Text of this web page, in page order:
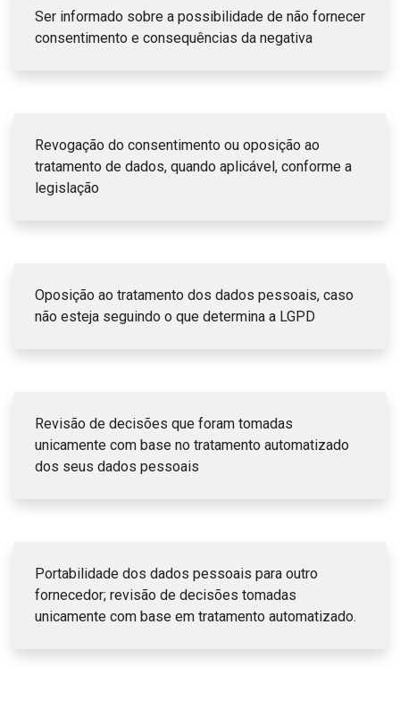
Ser informado sobre a possibilidade de não fornecer
consentimento e consequências da negativa
Revogação do consentimento ou oposição ao
tratamento de dados, quando aplicável, conforme a
legislação
Oposição ao tratamento dos dados pessoais, caso
não esteja seguindo o que determina a LGPD
Revisão de decisões que foram tomadas
unicamente com base no tratamento automatizado
dos seus dados pessoais
Portabilidade dos dados pessoais para outro
fornecedor; revisão de decisões tomadas
unicamente com base em tratamento automatizado.